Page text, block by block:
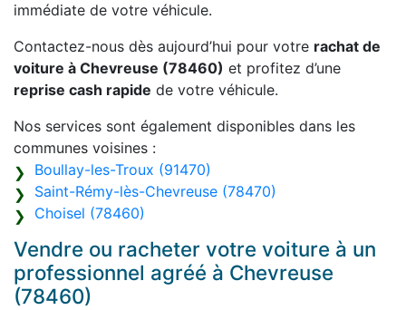
immédiate de votre véhicule.
Contactez-nous dès aujourd’hui pour votre rachat de
voiture à Chevreuse (78460) et profitez d’une
reprise cash rapide de votre véhicule.
Nos services sont également disponibles dans les
communes voisines :
Boullay-les-Troux (91470)
Saint-Rémy-lès-Chevreuse (78470)
Choisel (78460)
Vendre ou racheter votre voiture à un
professionnel agréé à Chevreuse
(78460)